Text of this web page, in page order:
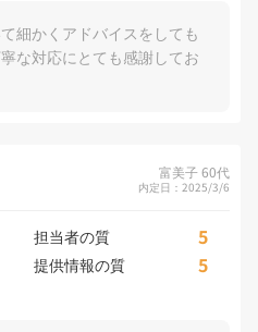
細かくアドバイスをしても
な対応にとても感謝してお
富美子 60代
内定日：2025/3/6
担当者の質 5
提供情報の質 5